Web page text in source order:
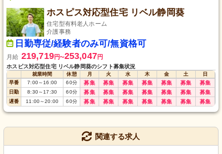
ホスピス対応型住宅 リベル静岡葵
住宅型有料老人ホーム
介護事務
日勤専従/経験者のみ可/無資格可
月給 219,719円〜253,047円
ホスピス対応型住宅 リベル静岡葵のシフト募集状況
就業時間 休憩 月 火 水 木 金 土
日
早番
7:00～ 16:00 60分 募集 募集 募集 募集 募集 募集 募集
日勤 8:30～ 17:30 60分 募集 募集 募集 募集 募集 募集 募集
遅番 11:00～20:00 60分 募集 募集 募集 募集 募集 募集 募集
関連する求人